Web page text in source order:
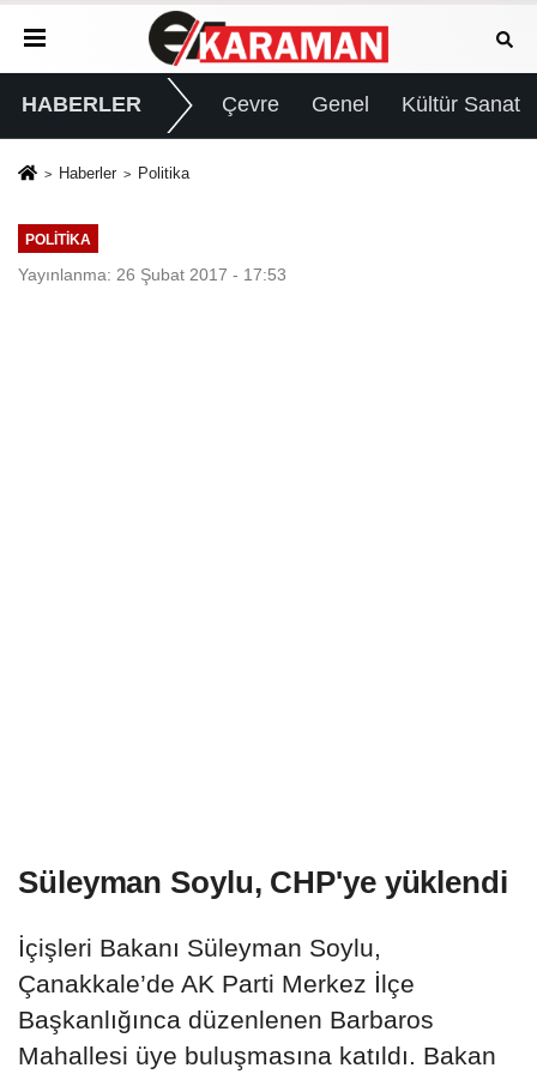
HABERLER Çevre Genel Kültür Sanat
Haberler Politika
POLITIKA
Yayınlanma: 26 Şubat 2017 - 17:53
Süleyman Soylu, CHP'ye yüklendi
İçişleri Bakanı Süleyman Soylu,
Çanakkale’de AK Parti Merkez İlçe
Başkanlığınca düzenlenen Barbaros
Mahallesi üye buluşmasına katıldı. Bakan